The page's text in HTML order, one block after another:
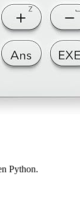
Python.